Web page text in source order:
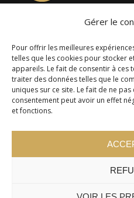
Gérer le
Pour offrir les meilleures
telles que les cookies pour stocker
appareils. Le fait de consentir à
traiter des données telles que le
uniques sur ce site. Le fait de ne
consentement peut avoir un effet
et fonctions.
4957, rue Lionel-Groulx,
Desmaures QC G3A 0M7
© 2024 Cercle Kaizen. Tous droits